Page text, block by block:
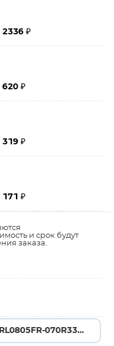
2336 ₽
620 ₽
319 ₽
171 ₽
и срок будут
заказа.
RL0805FR-070R33L →